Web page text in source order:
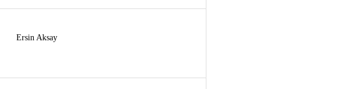
Ersin Aksay